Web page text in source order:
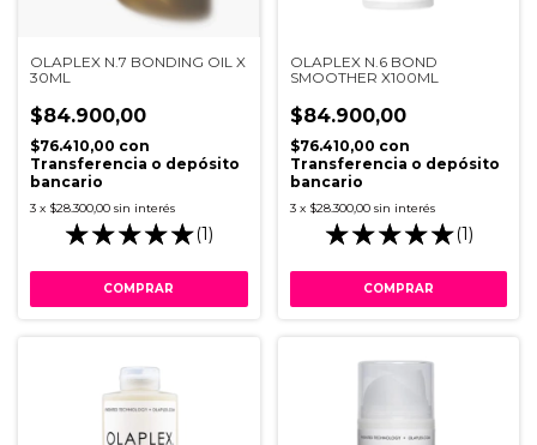
OLAPLEX N.7 BONDING OIL X
30ML
$84.900,00
$76.410,00 con
Transferencia o depósito
bancario
3 x $28.300,00 sin interés
(1)
OLAPLEX N.6 BOND
SMOOTHER X100ML
$84.900,00
$76.410,00 con
Transferencia o depósito
bancario
3 x $28.300,00 sin interés
(1)